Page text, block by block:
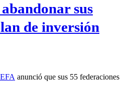
sus
de inversión
anunció que sus 55 federaciones